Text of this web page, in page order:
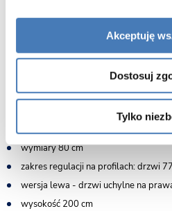
Akceptuję
Dostosuj
Tylko
Cechy drzwi prysznicowcyh 80 cm Atlas
wymiary 80 cm
zakres regulacji na profilach: drzwi
wersja lewa - drzwi uchylne na
wysokość 200 cm